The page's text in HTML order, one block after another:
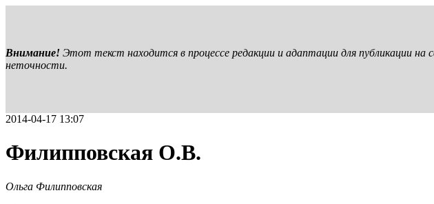
Внимание! Этот текст находится в процессе редакции и адаптации для публикации
неточности.
2014-04-17 13:07
Филипповская О.В.
Ольга Филипповская